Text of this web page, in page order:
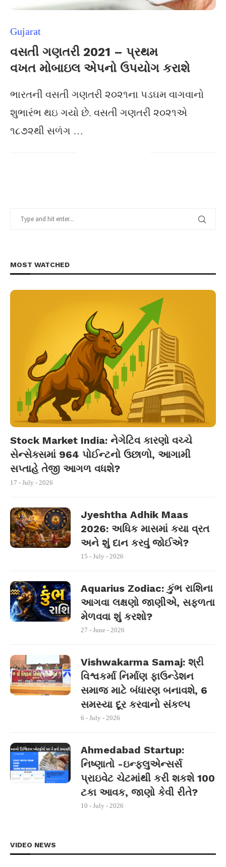
Gujarat
વસતી ગણતરી 2021 – પ્રથમ
વખત મોબાઇલ એપનો ઉપયોગ કરાશે
ભારતની વસતી ગણતરી ૨૦૨૧ના પડઘમ વાગવાનો
શુભારંભ થઇ ગયો છે. વસતી ગણતરી ૨૦૨૧એ
૧૮૭૨થી સળંગ …
MOST WATCHED
Stock Market India: નેગેટિવ કારણો વચ્ચે
સેન્સેક્સમાં 964 પોઈન્ટનો ઉછાળો, આગામી
સપ્તાહે તેજી આગળ વધશે?
17 - July - 2026
Jyeshtha Adhik Maas
2026: અધિક માસમાં કયા વ્રત
અને શું દાન કરવું જોઈએ?
15 - July - 2026
Aquarius Zodiac: કુંભ રાશિના
આગવા લક્ષણો જાણીએ, સફળતા
મેળવવા શું કરશો?
27 - June - 2026
Vishwakarma Samaj: શ્રી
વિશ્વકર્મા નિર્માણ ફાઉન્ડેશન
સમાજ માટે બંધારણ બનાવશે, 6
સમસ્યા દૂર કરવાનો સંકલ્પ
6 - July - 2026
Ahmedabad Startup:
નિષ્ણાતો -ઇન્ફ્લુએન્સર્સ
પ્રાઇવેટ ચેટમાંથી કરી શકશે 100
ટકા આવક, જાણો કેવી રીતે?
10 - July - 2026
VIDEO NEWS